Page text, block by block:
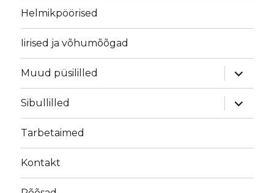
Helmikpöörised
Iirised ja võhumõõgad
Muud püsililled
laienda
Sibullilled
laienda
Tarbetaimed
Kontakt